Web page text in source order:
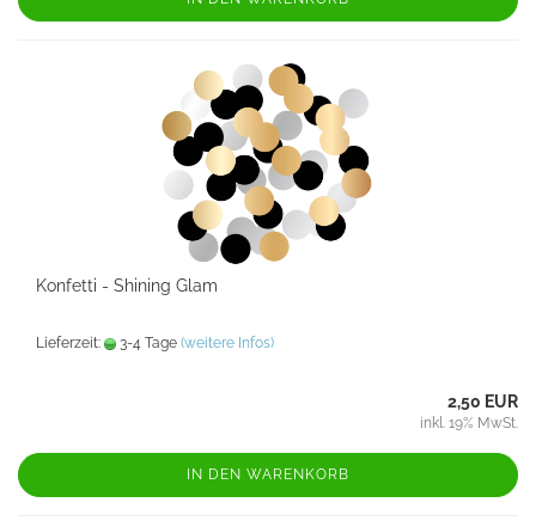
Konfetti - Shining Glam
Lieferzeit: 3-4 Tage (weitere Infos)
2,50 EUR
inkl. 19% MwSt.
IN DEN WARENKORB